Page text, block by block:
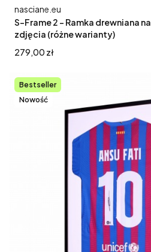
S-Frame 2 - Ramka drewniana
zdjęcia (różne warianty)
Producent
nasciane.eu
Cena
279,00 zł
Bestseller
Nowość